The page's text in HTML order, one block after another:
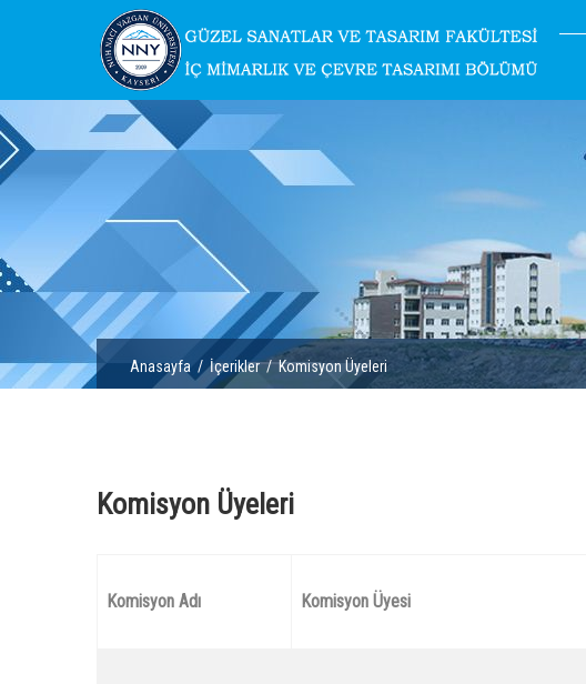
Anasayfa /İçerikler/ Komisyon Üyeleri
Komisyon Üyeleri
Komisyon Adı Komisyon Üyesi